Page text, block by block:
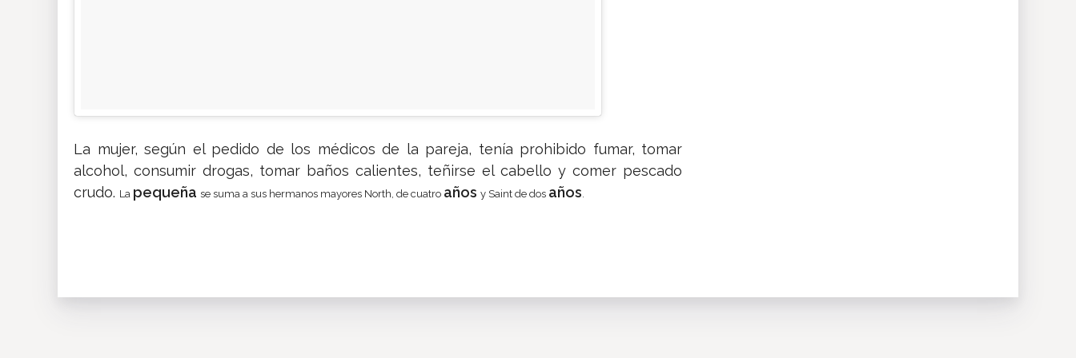
La mujer, según el pedido de los médicos de la pareja, tenía prohibido fumar, tomar
alcohol, consumir drogas, tomar baños calientes, teñirse el cabello y comer pescado
crudo. La pequeña se suma a sus hermanos mayores North, de cuatro años y Saint de dos años.